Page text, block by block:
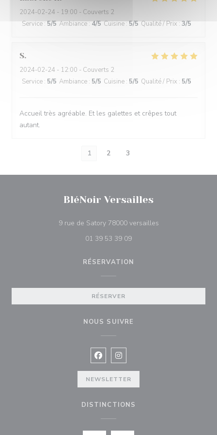
2024-02-24 - 19:00 - Couverts 2
Service:5/5 Ambiance:4/5 Cuisine:5/5 Qualité / Prix : 3/5
S
2024-02-24 - 12:00 - Couverts 2
Service : 5/5 Ambiance : 5/5 Cuisine : 5/5 Qualité / Prix : 5/5
Accueil très agréable. Et les galettes et crêpes tout
autant.
1 2 3
BléNoir Versailles
9 rue de Satory 78000 versailles((ouvre une
01 39 53 39 09
RÉSERVATION
RÉSERVER
NOUS SUIVRE
Facebook ((ouvre une nouvelle
Instagram ((ouvre une
NEWSLETTER
DISTINCTIONS